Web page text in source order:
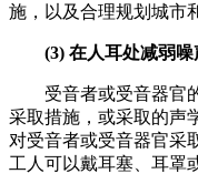
施，以及合理规划城市
(3) 在人耳处减弱噪
受音者或受音器官的
采取措施，或采取的声
对受音者或受音器官采
工人可以戴耳塞、耳罩